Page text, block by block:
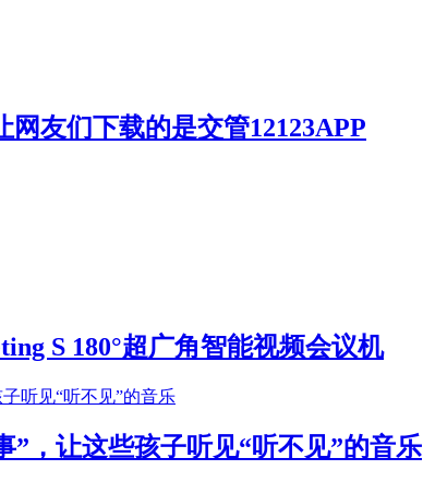
友们下载的是交管12123APP
S 180°超广角智能视频会议机
”，让这些孩子听见“听不见”的音乐